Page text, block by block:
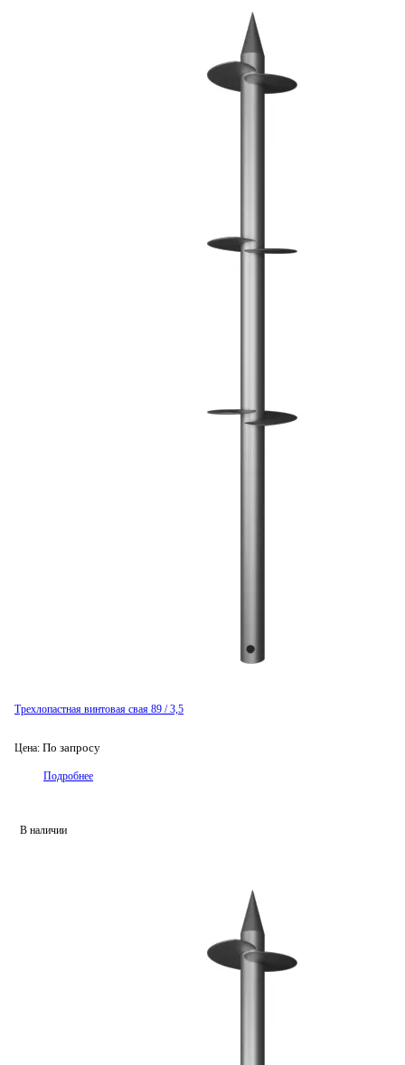
Трехлопастная винтовая свая 89 / 3,5
Цена: По запросу
Подробнее
В наличии